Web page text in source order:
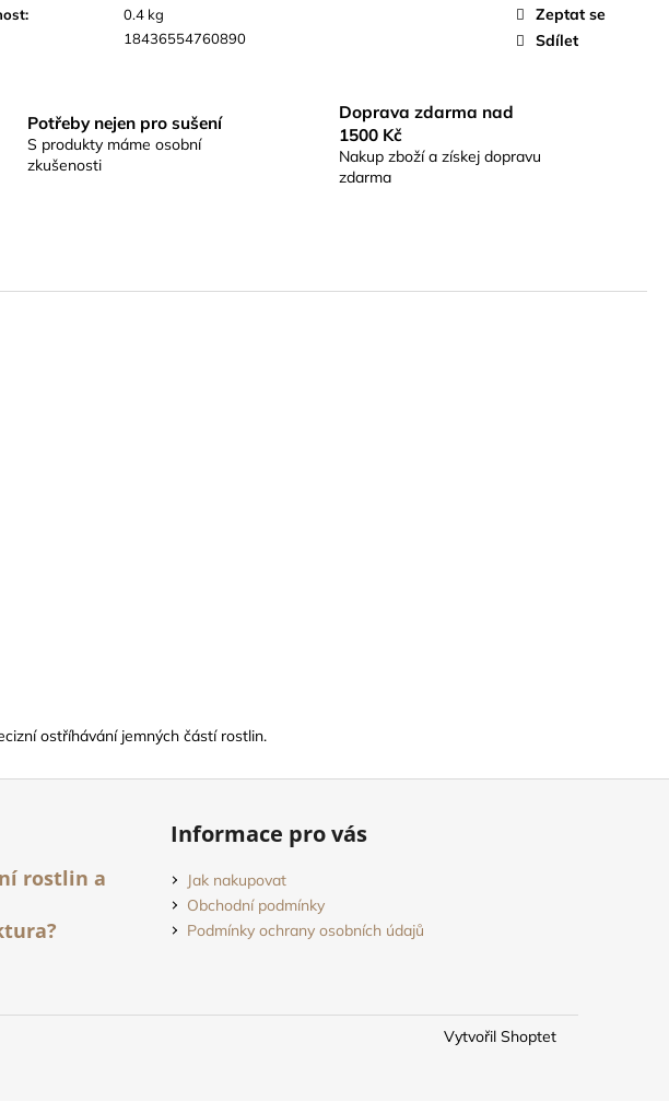
:
0.4 kg
18436554760890
Zeptat se
Sdílet
Potřeby nejen pro sušení
S produkty máme osobní
zkušenosti
Doprava zdarma nad
1500 Kč
Nakup zboží a získej dopravu
zdarma
ostříhávání jemných částí rostlin.
rostlin a
Informace pro vás
Jak nakupovat
Obchodní podmínky
Podmínky ochrany osobních údajů
Vytvořil Shoptet